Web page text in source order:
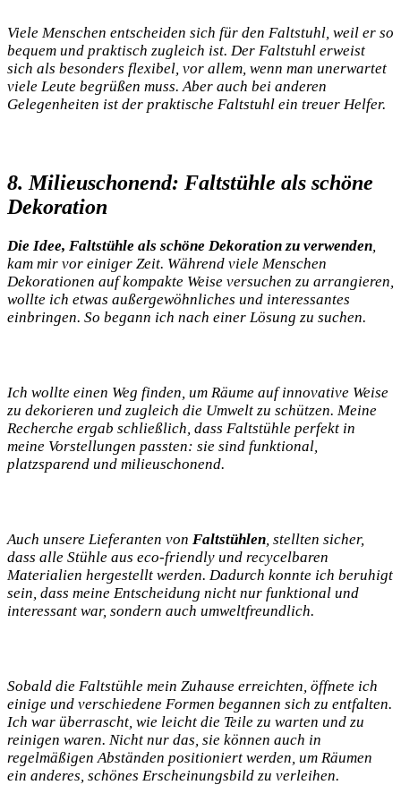
Viele ‌Menschen ⁢entscheiden sich für⁢ den Faltstuhl, weil er so
⁣bequem ⁣und praktisch zugleich ist. Der Faltstuhl erweist
sich als besonders flexibel, vor allem, wenn⁤ man‍ unerwartet
viele​ Leute begrüßen muss. Aber auch bei anderen
Gelegenheiten ist der praktische‍ Faltstuhl ein treuer Helfer.
8. Milieuschonend: Faltstühle als schöne
Dekoration
Die Idee, Faltstühle als schöne⁣ Dekoration zu verwenden,‌
kam mir ⁢vor⁤ einiger Zeit. Während viele ⁤Menschen
Dekorationen auf ⁤kompakte Weise versuchen zu arrangieren,
wollte ich etwas außergewöhnliches und interessantes
einbringen.⁤ So begann ich nach einer Lösung zu suchen.
Ich wollte einen Weg finden, ⁣um Räume auf innovative⁣ Weise​
zu dekorieren und zugleich die Umwelt zu schützen. Meine⁤
Recherche ergab schließlich, dass Faltstühle perfekt in
meine Vorstellungen passten: sie⁢ sind funktional,
platzsparend und milieuschonend.
Auch unsere Lieferanten von Faltstühlen, stellten⁣ sicher,
dass alle Stühle aus‍ eco-friendly ​und recycelbaren
Materialien hergestellt werden. Dadurch⁣ konnte ich beruhigt
sein, ⁢dass meine Entscheidung ‍nicht nur funktional und
interessant war, sondern auch umweltfreundlich. ‍
Sobald die Faltstühle mein Zuhause erreichten, öffnete ich
einige und verschiedene Formen begannen sich zu entfalten.
Ich war überrascht,​ wie⁢ leicht die Teile zu warten und zu
reinigen ⁤waren.‌ Nicht⁣ nur das, sie können auch in
regelmäßigen Abständen ⁢positioniert‍ werden,​ um Räumen
ein anderes, schönes Erscheinungsbild zu verleihen.